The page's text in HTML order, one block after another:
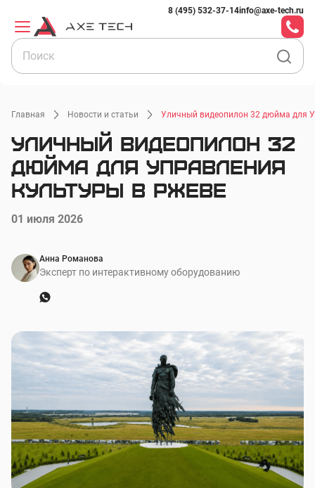
8 (495) 532-37-14info@axe-tech.ru
Главная Новости и статьи Уличный видеопилон 32 дюйма для
Уличный видеопилон 32
дюйма для Управления
культуры в Ржеве
01 июля 2026
Анна Романова
Эксперт по интерактивному оборудованию